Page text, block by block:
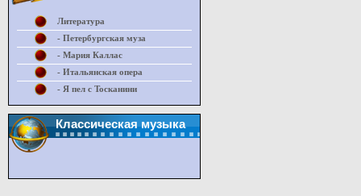
Литература
- Петербургская муза
- Мария Каллас
- Итальянская опера
- Я пел с Тосканини
Классическая музыка